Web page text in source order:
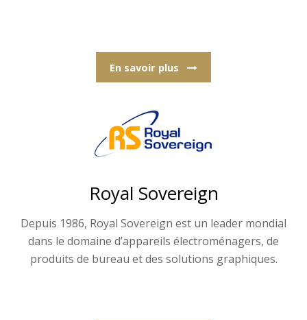
En savoir plus
Royal Sovereign
Depuis 1986, Royal Sovereign est un leader mondial
dans le domaine d’appareils électroménagers, de
produits de bureau et des solutions graphiques.